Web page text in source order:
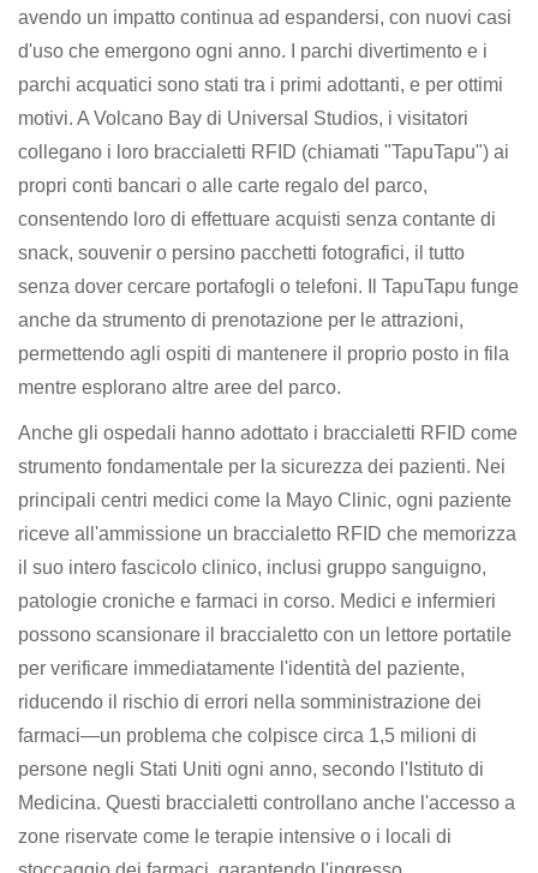
avendo un impatto continua ad espandersi, con nuovi casi
d'uso che emergono ogni anno. I parchi divertimento e i
parchi acquatici sono stati tra i primi adottanti, e per ottimi
motivi. A Volcano Bay di Universal Studios, i visitatori
collegano i loro braccialetti RFID (chiamati "TapuTapu") ai
propri conti bancari o alle carte regalo del parco,
consentendo loro di effettuare acquisti senza contante di
snack, souvenir o persino pacchetti fotografici, il tutto
senza dover cercare portafogli o telefoni. Il TapuTapu funge
anche da strumento di prenotazione per le attrazioni,
permettendo agli ospiti di mantenere il proprio posto in fila
mentre esplorano altre aree del parco.
Anche gli ospedali hanno adottato i braccialetti RFID come
strumento fondamentale per la sicurezza dei pazienti. Nei
principali centri medici come la Mayo Clinic, ogni paziente
riceve all'ammissione un braccialetto RFID che memorizza
il suo intero fascicolo clinico, inclusi gruppo sanguigno,
patologie croniche e farmaci in corso. Medici e infermieri
possono scansionare il braccialetto con un lettore portatile
per verificare immediatamente l'identità del paziente,
riducendo il rischio di errori nella somministrazione dei
farmaci—un problema che colpisce circa 1,5 milioni di
persone negli Stati Uniti ogni anno, secondo l'Istituto di
Medicina. Questi braccialetti controllano anche l'accesso a
zone riservate come le terapie intensive o i locali di